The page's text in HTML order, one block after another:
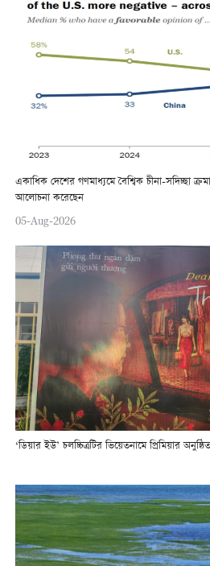
একাধিক দেশের গণমাধ্যমে বৈশ্বিক চীনা-সদিচ্ছা
আলোচনা করেছেন
05-Aug-2026
‘ডিয়ার ইউ’ চলচ্চিত্রটির ভিয়েতনামে প্রিমিয়ার